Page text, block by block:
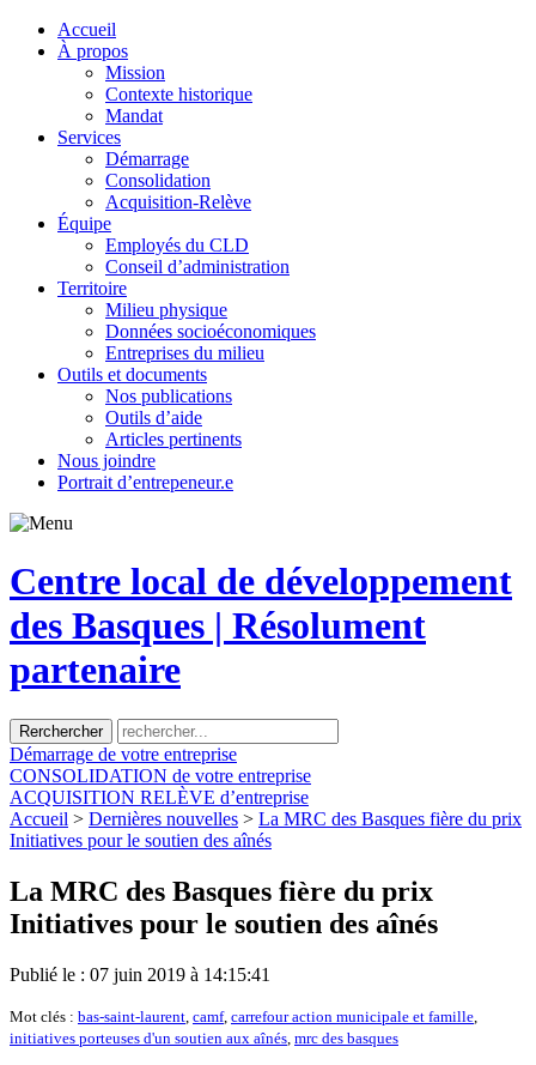
Accueil
À propos
Mission
Contexte historique
Mandat
Services
Démarrage
Consolidation
Acquisition-Relève
Équipe
Employés du CLD
Conseil d’administration
Territoire
Milieu physique
Données socioéconomiques
Entreprises du milieu
Outils et documents
Nos publications
Outils d’aide
Articles pertinents
Nous joindre
Portrait d’entrepeneur.e
Centre local de développement
des Basques | Résolument
partenaire
Démarrage de votre entreprise
CONSOLIDATION de votre entreprise
ACQUISITION RELÈVE d’entreprise
Accueil > Dernières nouvelles > La MRC des Basques fière du prix
Initiatives pour le soutien des aînés
La MRC des Basques fière du prix
Initiatives pour le soutien des aînés
Publié le : 07 juin 2019 à 14:15:41
Mot clés : bas-saint-laurent camf, carrefour action municipale et famille
initiatives porteuses d'un soutien aux aînés mrc des basques